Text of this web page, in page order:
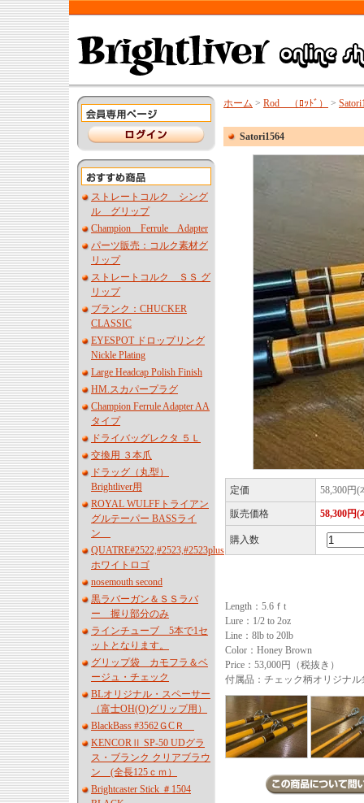
ストレートコルク シング
ル グリップ
Champion Ferrule Adapter
パーツ販売：コルク素材グ
リップ
ストレートコルク ＳＳ グ
リップ
ブランク：CHUCKER
CLASSIC
EYESPOT ドロップリング
Nickle Plating
Large Headcap Polish Finish
HM.スカパープラグ
Champion Ferrule Adapter AA
タイプ
ドライバッグレクタ ５Ｌ
交換用 ３本爪
ドラッグ（丸型）
Brightliver用
ROYAL WULFFトライアン
グルテーパー BASSライ
ン
QUATRE#2522,#2523,#2523plus
ホワイトロゴ
nosemouth second
黒ラバーガン＆ＳＳラバ
ー 握り部分のみ
ラインチューブ 5本で1セ
ットとなります。
グリップ袋 カモフラ＆ベ
ージュ・チェック
BLオリジナル・スペーサー
（富士OH(O)グリップ用）
BlackBass #3562ＧCＲ
KENCORⅡ SP-50 UDグラ
ス・ブランク クリアブラウ
ン (全長125ｃｍ）
Brightcaster Stick ＃1504
ホーム > Rod （ﾛｯﾄﾞ） >
Satori1564
定価 58,300円(
販売価格 58,300円(
購入数
Length：5.6ｆt
Lure：1/2 to 2oz
Line：8lb to 20lb
Color：Honey Brown
Price：53,000円（税抜き）
付属品：チェック柄オリジナル